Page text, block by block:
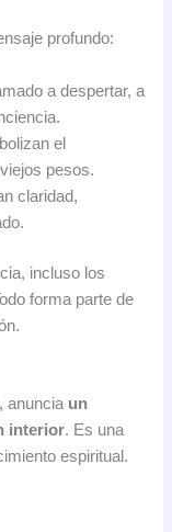
profundo:
a despertar, a
el
pesos.
claridad,
incluso los
forma parte de
anuncia un
interior. Es una
espiritual.